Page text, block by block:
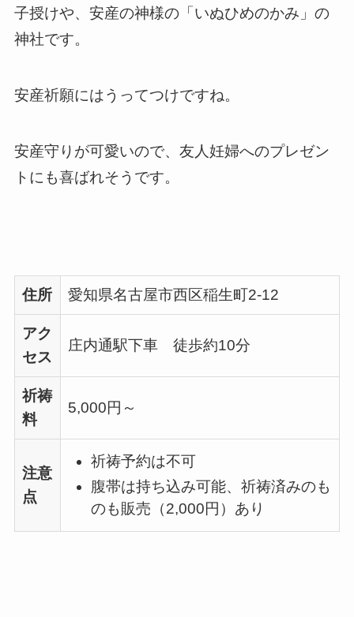
子授けや、安産の神様の「いぬひめのかみ」の
神社です。
安産祈願にはうってつけですね。
安産守りが可愛いので、友人妊婦へのプレゼン
トにも喜ばれそうです。
住所 愛知県名古屋市西区稲生町2-12
アク
セス
庄内通駅下車 徒歩約10分
祈祷
料
5,000円～
注意
点
祈祷予約は不可
腹帯は持ち込み可能、祈祷済みのも
のも販売（2,000円）あり